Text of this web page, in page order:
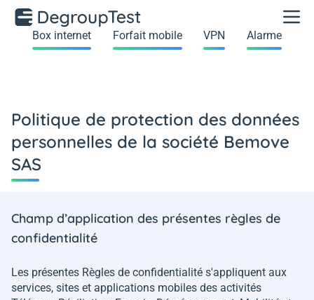
Box internet Forfait mobile VPN Alarme
Politique de protection des données
personnelles de la société Bemove
SAS
Champ d’application des présentes règles de
confidentialité
Les présentes Règles de confidentialité s'appliquent aux
services, sites et applications mobiles des activités